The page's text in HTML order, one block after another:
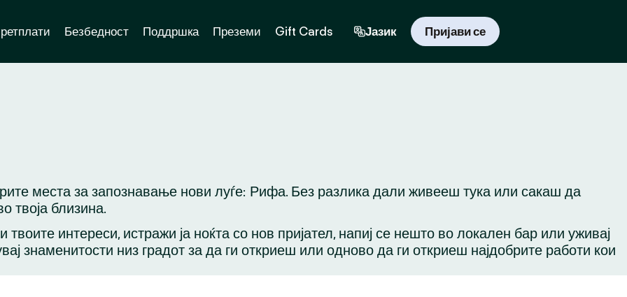
Безбедност Поддршка Преземи Gift Cards Јазик Пријави се
места за запознавање нови луѓе: Рифа. Без разлика дали живееш тука или сакаш да
твоја близина.
интереси, истражи ја ноќта со нов пријател, напиј се нешто во локален бар или уживај
знаменитости низ градот за да ги откриеш или одново да ги откриеш најдобрите работи кои